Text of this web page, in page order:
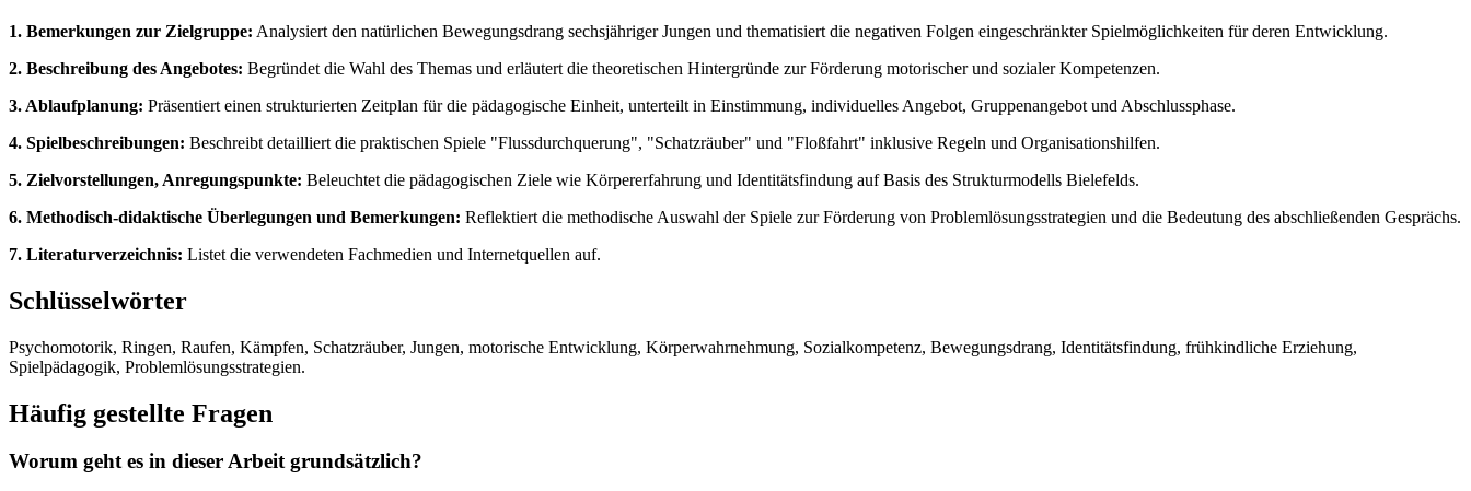
1. Bemerkungen zur Zielgruppe: Analysiert den natürlichen Bewegungsdrang sechsjähriger Jungen und thematisiert die negativen Folgen eingeschränkter Spielmöglichkeiten für deren Entwicklung.
2. Beschreibung des Angebotes: Begründet die Wahl des Themas und erläutert die theoretischen Hintergründe zur Förderung motorischer und sozialer Kompetenzen.
3. Ablaufplanung: Präsentiert einen strukturierten Zeitplan für die pädagogische Einheit, unterteilt in Einstimmung, individuelles Angebot, Gruppenangebot und Abschlussphase.
4. Spielbeschreibungen: Beschreibt detailliert die praktischen Spiele "Flussdurchquerung", "Schatzräuber" und "Floßfahrt" inklusive Regeln und Organisationshilfen.
5. Zielvorstellungen, Anregungspunkte: Beleuchtet die pädagogischen Ziele wie Körpererfahrung und Identitätsfindung auf Basis des Strukturmodells Bielefelds.
6. Methodisch-didaktische Überlegungen und Bemerkungen: Reflektiert die methodische Auswahl der Spiele zur Förderung von Problemlösungsstrategien und die Bedeutung des abschließenden Gesprächs.
7. Literaturverzeichnis: Listet die verwendeten Fachmedien und Internetquellen auf.
Schlüsselwörter
Psychomotorik, Ringen, Raufen, Kämpfen, Schatzräuber, Jungen, motorische Entwicklung, Körperwahrnehmung, Sozialkompetenz, Bewegungsdrang, Identitätsfindung, frühkindliche Erziehung,
Spielpädagogik, Problemlösungsstrategien.
Häufig gestellte Fragen
Worum geht es in dieser Arbeit grundsätzlich?